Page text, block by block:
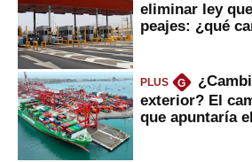
eliminar ley
peajes: ¿qué
PLUS G
exterior? El
que apuntaría